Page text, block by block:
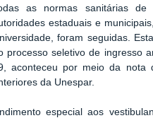
as normas sanitárias de
estaduais e
foram seguidas.
processo seletivo de ingresso
aconteceu por meio da
da Unespar.
especial aos